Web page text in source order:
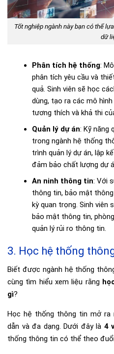
Tốt nghiệp ngành này bạn có thể
dữ
Phân tích hệ thống:
phân tích yêu cầu và
quả. Sinh viên sẽ học
dùng, tạo ra các mô
tương thích và khả thi
Quản lý dự án: Kỹ năng
trong ngành hệ thống
trình quản lý dự án, lập
đảm bảo chất lượng dự
An ninh thông tin: Với
thông tin, bảo mật
kỳ quan trọng. Sinh viên
bảo mật thông tin,
quản lý rủi ro thông tin.
3. Học hệ thống
Biết được ngành hệ thống
cùng tìm hiểu xem liệu rằng
gì?
Học hệ thống thông tin mở ra
dẫn và đa dạng. Dưới đây là 4
thống thông tin có thể theo